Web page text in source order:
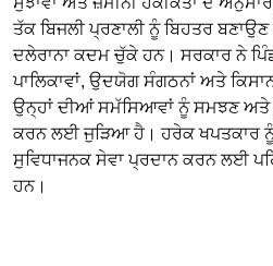
ਤੱਕ ਬਿਜਲੀ ਪ੍ਰਣਾਲੀ ਨੂੰ ਬਿਹਤਰ
ਦਲੇਰਾਨਾ ਕਦਮ ਚੁੱਕੇ ਹਨ। ਸਰਕਾਰ ਨੇ
ਪਾਲਿਕਾਵਾਂ, ਉਦਯੋਗ ਸੰਗਠਨਾਂ ਅਤੇ
ਉਨ੍ਹਾਂ ਦੀਆਂ ਸਮੱਸਿਆਵਾਂ ਨੂੰ ਸਮਝਣ
ਕਰਨ ਲਈ ਜੁੜਿਆ ਹੈ। ਹਰੇਕ ਖਪਤਕਾਰ
ਸੁਵਿਧਾਜਨਕ ਸੇਵਾ ਪ੍ਰਦਾਨ ਕਰਨ ਲਈ
ਹਨ।